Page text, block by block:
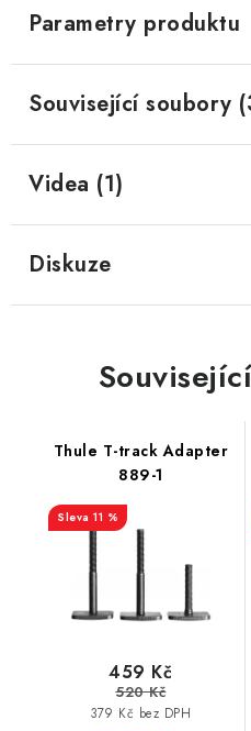
Parametry produktu
Související soubory
Videa (1)
Diskuze
Thule T-track Adapter
889-1
11 %
379 Kč bez DPH
459 Kč
520 Kč